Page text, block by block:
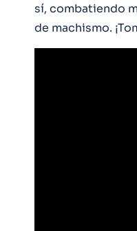
sí, combatiendo
de machismo.